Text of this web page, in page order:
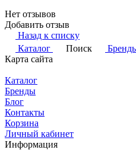
Нет отзывов
Добавить отзыв
Назад к списку
Каталог
Поиск
Карта сайта
Каталог
Бренды
Блог
Контакты
Корзина
Личный кабинет
Информация